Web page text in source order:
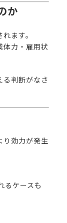
か
ます。
体力・雇用状
る判断がなさ
り効力が発生
るケースも